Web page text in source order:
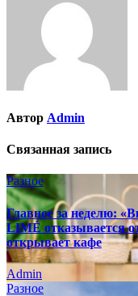
Автор Admin
Связанная запись
Разное
Главное за неделю:
LIMÉ отказывается
открывает кафе
Admin
Разное